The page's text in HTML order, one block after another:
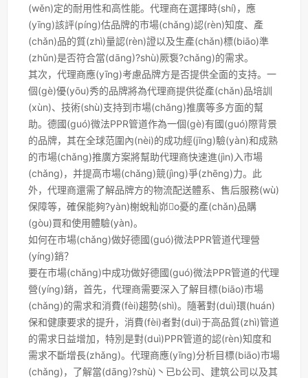
(wěn)定的耐用性和高性能。代理商在選擇時(shí)，應
(yīng)該評(píng)估品牌的市場(chǎng)認(rèn)知度、產
(chǎn)品的質(zhì)量認(rèn)證以及生產(chǎn)標(biāo)準
(zhǔn)是否符合當(dāng)?shù)厥袌?chǎng)的需求。
其次，代理商應(yīng)考慮品牌方是否提供全面的支持。一
個(gè)優(yōu)秀的品牌將為代理商提供從產(chǎn)品培訓
(xùn)、技術(shù)支持到市場(chǎng)推廣等多方面的幫
助。德國(guó)微法PPR管道作為一個(gè)有國(guó)際背景
的品牌，其在全球范圍內(nèi)的成功經(jīng)驗(yàn)和成熟
的市場(chǎng)推廣方案將幫助代理商快速進(jìn)入市場
(chǎng)，并提高市場(chǎng)競(jìng)爭(zhēng)力。此
外，代理商還需了解品牌方的物流配送體系、售后服務(wù)
保障等，確保能夠?yàn)榭蛻籼峁o憂的產(chǎn)品購
(gòu)買和使用體驗(yàn)。
如何在市場(chǎng)做好德國(guó)微法PPR管道代理營
(yíng)銷？
要在市場(chǎng)中成功做好德國(guó)微法PPR管道的代理
營(yíng)銷，首先，代理商需要深入了解目標(biāo)市場
(chǎng)的需求和消費(fèi)趨勢(shì)。隨著對(duì)環(huán)
保和健康要求的提升，消費(fèi)者對(duì)于高品質(zhì)管道
的需求日益增加，特別是對(duì)PPR管道的認(rèn)知度和
需求不斷增長(zhǎng)。代理商應(yīng)分析目標(biāo)市場
(chǎng)，了解當(dāng)?shù)丶已b公司、建筑公司以及其